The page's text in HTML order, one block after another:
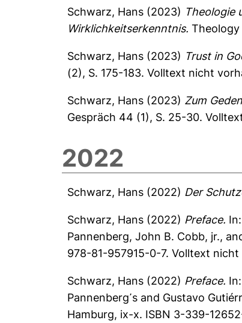
Schwarz, Hans (2023) Theologie
Wirklichkeitserkenntnis.
Schwarz, Hans (2023) Trust in
(2), S. 175-183.Volltext nicht
Schwarz, Hans (2023) Zum
Gespräch 44 (1), S. 25-30.
2022
Schwarz, Hans (2022) Der
Schwarz, Hans (2022) Preface. In:
Pannenberg, John B. Cobb, jr.,
978-81-957915-0-7. Volltext
Schwarz, Hans (2022) Preface. In:
Pannenberg᾿s and Gustavo
Hamburg, ix-x. ISBN 3-339-